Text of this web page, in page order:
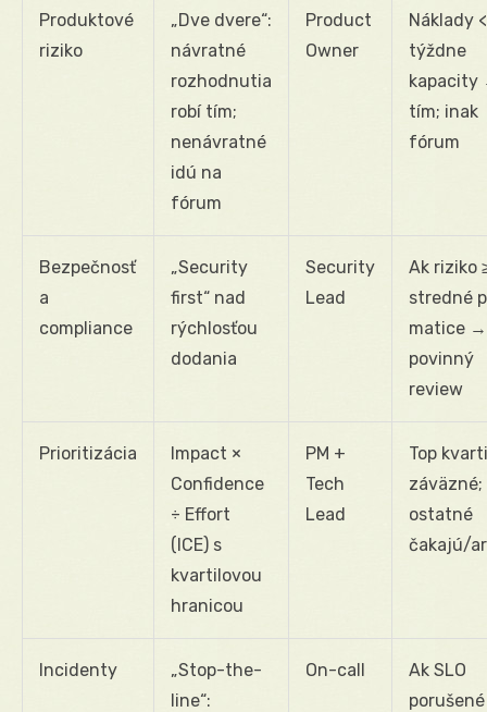
Produktové
riziko
„Dve dvere“:
návratné
rozhodnutia
robí tím;
nenávratné
idú na
fórum
Product
Owner
Náklady
týždne
kapacity
tím; inak
fórum
Bezpečnosť
a
compliance
„Security
first“ nad
rýchlosťou
dodania
Security
Lead
Ak riziko
stredné
matice →
povinný
review
Prioritizácia
Impact ×
Confidence
÷ Effort
(ICE) s
kvartilovou
hranicou
PM +
Tech
Lead
Top
záväzné;
ostatné
čakajú/
Incidenty
„Stop-the-
line“:
On-call
Ak SLO
porušené